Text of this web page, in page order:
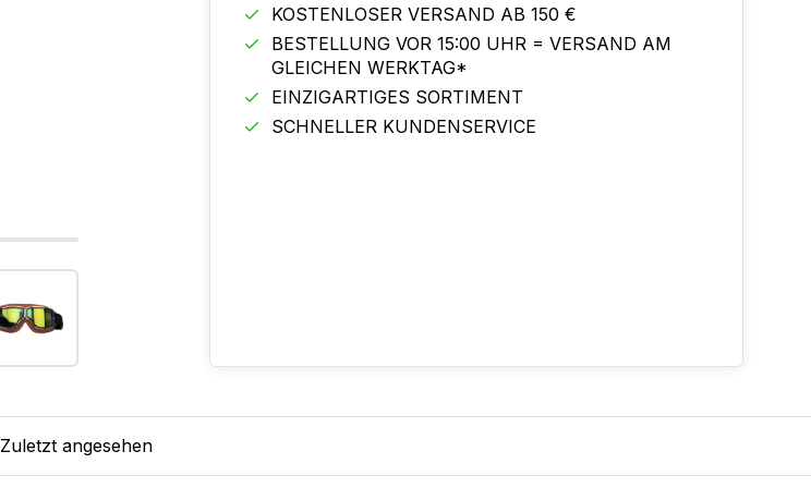
KOSTENLOSER VERSAND AB 150 €
BESTELLUNG VOR 15:00 UHR = VERSAND AM
GLEICHEN WERKTAG*
EINZIGARTIGES SORTIMENT
SCHNELLER KUNDENSERVICE
Zuletzt angesehen